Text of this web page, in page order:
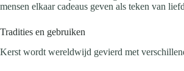
mensen elkaar cadeaus geven als teken van
Tradities en gebruiken
Kerst wordt wereldwijd gevierd met